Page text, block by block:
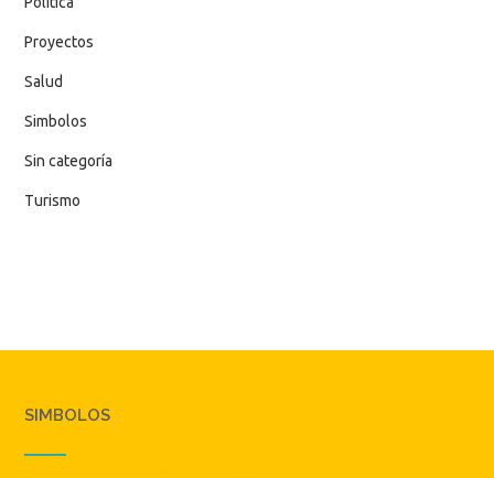
Proyectos
Salud
Simbolos
Sin categoría
Turismo
SIMBOLOS